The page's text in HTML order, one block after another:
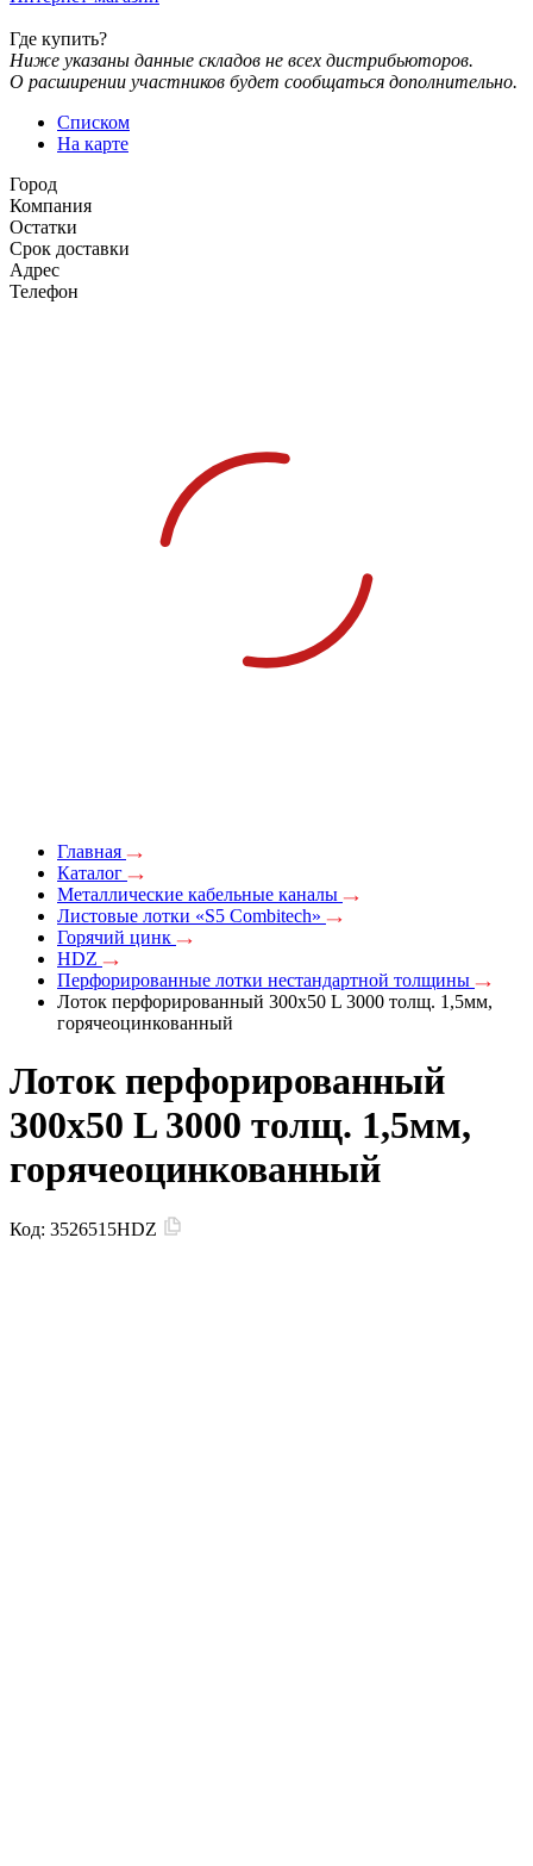
Где купить?
Ниже указаны данные складов не всех дистрибьюторов.
О расширении участников будет сообщаться дополнительно.
Списком
На карте
Город
Компания
Остатки
Срок доставки
Адрес
Телефон
Главная
Каталог
Металлические кабельные каналы
Листовые лотки «S5 Combitech»
Горячий цинк
HDZ
Перфорированные лотки нестандартной толщины
Лоток перфорированный 300х50 L 3000 толщ. 1,5мм,
горячеоцинкованный
Лоток перфорированный
300х50 L 3000 толщ. 1,5мм,
горячеоцинкованный
Код: 3526515HDZ